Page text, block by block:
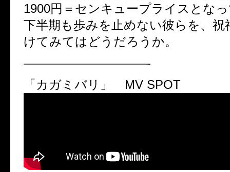
1900円＝センキュープライスとな
下半期も歩みを止めない彼らを、祝
けてみてはどうだろうか。
——————————-
「カガミバリ」 MV SPOT